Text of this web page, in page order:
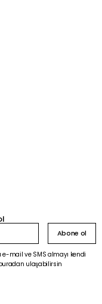
Abone ol
mail ve SMS almayı kendi
ulaşabilirsin